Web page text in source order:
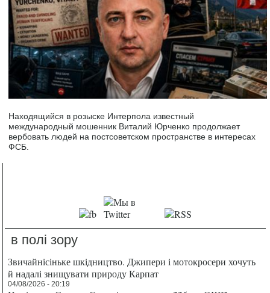
Находящийся в розыске Интерпола известный
международный мошенник Виталий Юрченко продолжает
вербовать людей на постсоветском пространстве в интересах
ФСБ.
в полі зору
Звичайнісіньке шкідництво. Джипери і мотокросери хочуть
й надалі знищувати природу Карпат
04/08/2026 - 20:19